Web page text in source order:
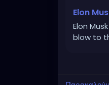
Elon
Elon
blow to